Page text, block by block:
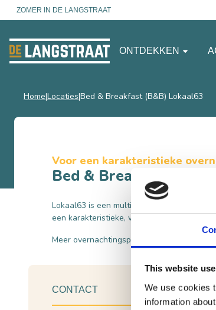
This website
We use cookies
information
ZOMER IN DE LANGSTRAAT
ONTDEKKEN
Home Locaties Bed & Breakfast (B&B) Lokaal63
Voor een karakteristieke
Bed & Breakfast (B&B)
Lokaal63 is een multifunctionele ruimte en
een karakteristieke, voormalige
Meer overnachtingsplekken in de buurt
CONTACT